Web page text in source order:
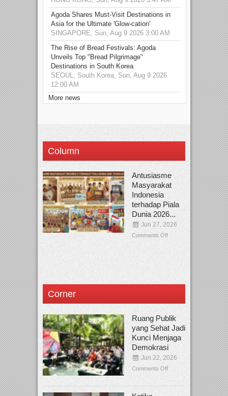
Agoda Shares Must-Visit Destinations in
Asia for the Ultimate 'Glow-cation'
SINGAPORE, Sun, Aug 9 2026 3:00 AM
The Rise of Bread Festivals: Agoda
Unveils Top "Bread Pilgrimage"
Destinations in South Korea
SEOUL, South Korea, Sun, Aug 9 2026
12:00 AM
More news
Column
Antusiasme
Masyarakat
Indonesia
terhadap Piala
Dunia 2026...
Jun 27, 2026
Comments Off
Corner
Ruang Publik
yang Sehat Jadi
Kunci Menjaga
Demokrasi
Jun 22, 2026
Comments Off